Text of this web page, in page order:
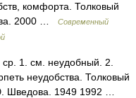
комфорта. Толковый
2000 …
Современный
1. см. неудобный. 2.
неудобства. Толковый
Шведова. 1949 1992 …